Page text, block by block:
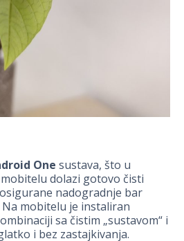
One sustava, što u
dolazi gotovo čisti
nadogradnje bar
mobitelu je instaliran
sa čistim „sustavom“ i
i bez zastajkivanja.